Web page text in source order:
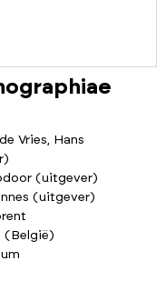
Vries, Hans
(uitgever)
(uitgever)
(België)